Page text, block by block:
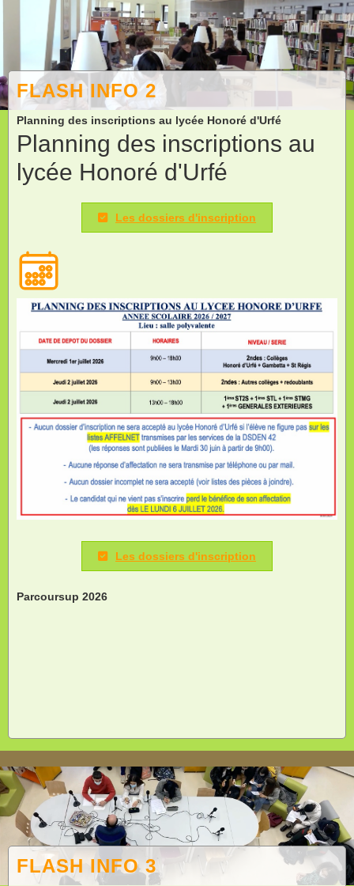
FLASH INFO 2
Planning des inscriptions au lycée Honoré d'Urfé
Planning des inscriptions au
lycée Honoré d'Urfé
Les dossiers d'inscription
Les dossiers d'inscription
Parcoursup 2026
FLASH INFO 3